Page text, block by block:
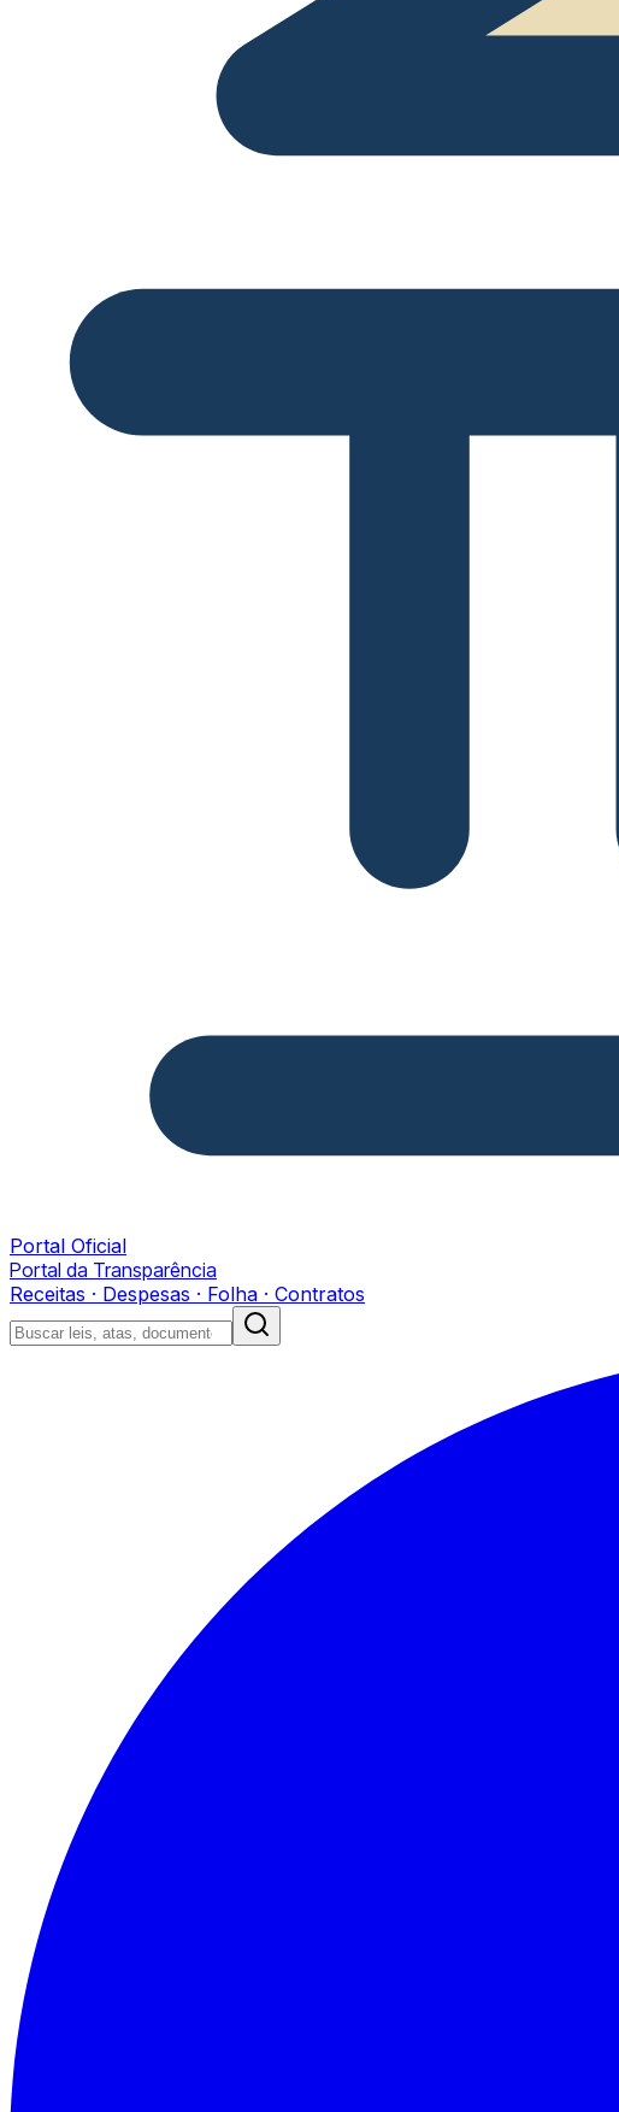
Portal Oficial
Portal da Transparência
Receitas · Despesas · Folha · Contratos